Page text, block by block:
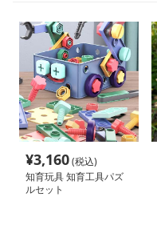
¥3,160(税込)
知育玩具 知育工具パズ
ルセット